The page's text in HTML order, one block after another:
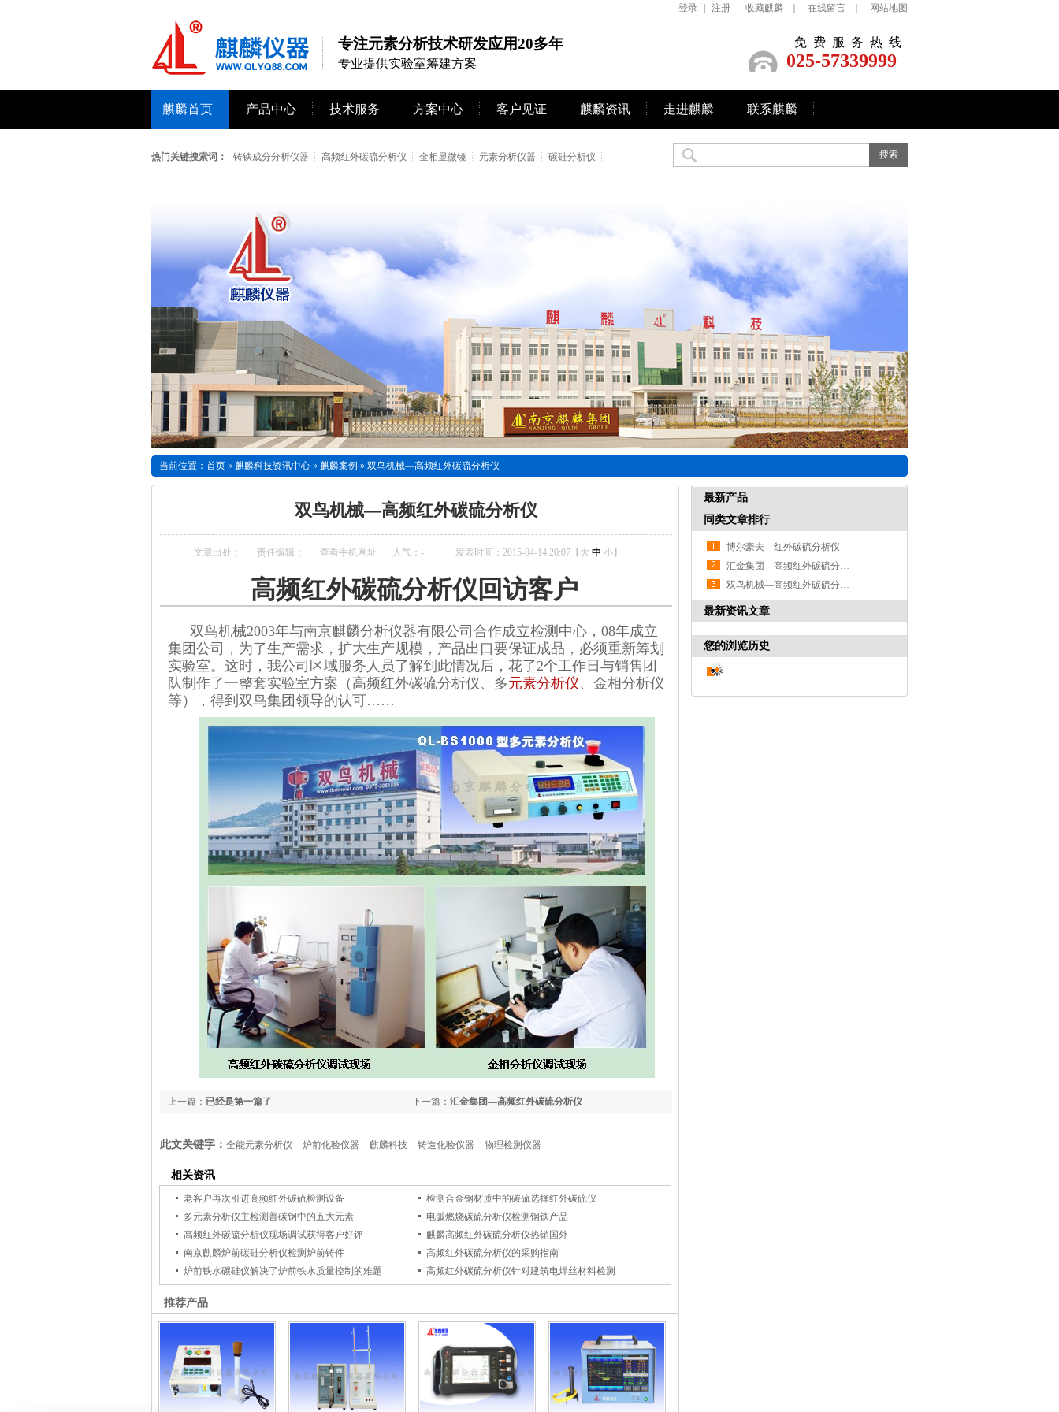
登录 注册 收藏麒麟 在线留言 网站地图
专注元素分析技术研发应用20多年
专业提供实验室筹建方案
免费服务热线
025-57339999
麒麟首页 产品中心 技术服务 方案中心 客户见证 麒麟资讯 走进麒麟 联系麒麟
热门关键搜索词： 铸铁成分分析仪器 高频红外碳硫分析仪 金相显微镜 元素分析仪器 碳硅分析仪
当前位置： 首页 » 麒麟科技资讯中心 » 麒麟案例 » 双鸟机械—高频红外碳硫分析仪
双鸟机械—高频红外碳硫分析仪
文章出处： 责任编辑： 查看手机网址 人气： - 发表时间：2015-04-14 20:07【 大 中 小】
高频红外碳硫分析仪回访客户
双鸟机械2003年与南京麒麟分析仪器有限公司合作成立检测中心，08年成立
集团公司，为了生产需求，扩大生产规模，产品出口要保证成品，必须重新筹划
实验室。这时，我公司区域服务人员了解到此情况后，花了2个工作日与销售团
队制作了一整套实验室方案（高频红外碳硫分析仪、多元素分析仪、金相分析仪
等），得到双鸟集团领导的认可……
下一篇： 汇金集团—高频红外碳硫分析仪
上一篇： 已经是第一篇了
此文关键字： 全能元素分析仪 炉前化验仪器 麒麟科技 铸造化验仪器 物理检测仪器
相关资讯
老客户再次引进高频红外碳硫检测设备
检测合金钢材质中的碳硫选择红外碳硫仪
多元素分析仪主检测普碳钢中的五大元素
电弧燃烧碳硫分析仪检测钢铁产品
高频红外碳硫分析仪现场调试获得客户好评
麒麟高频红外碳硫分析仪热销国外
南京麒麟炉前碳硅分析仪检测炉前铸件
高频红外碳硫分析仪的采购指南
炉前铁水碳硅仪解决了炉前铁水质量控制的难题
高频红外碳硫分析仪针对建筑电焊丝材料检测
推荐产品
最新产品
同类文章排行
博尔豪夫—红外碳硫分析仪
汇金集团—高频红外碳硫分析仪
双鸟机械—高频红外碳硫分析仪
最新资讯文章
您的浏览历史